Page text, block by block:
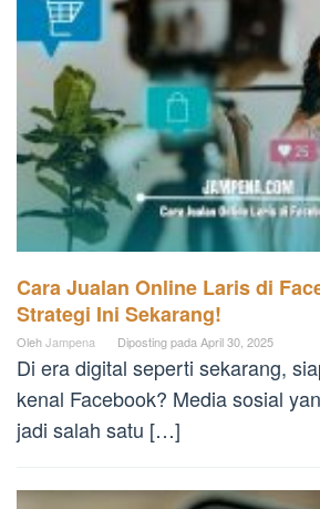
Cara Jualan Online Laris di
Strategi Ini Sekarang!
OlehJampena Diposting pada April 30, 2025
Di era digital seperti sekarang,
kenal Facebook? Media sosial
jadi salah satu […]